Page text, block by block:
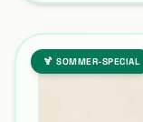
Traditioneller
mit frischem
unvergleichlich